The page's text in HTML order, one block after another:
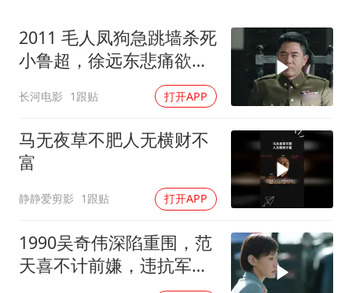
男子被沙蜇蜇伤5小时后呼吸困难
奋力开创中国式现代化建设新局面
2011 毛人凤狗急跳墙杀死
小鲁超，徐远东悲痛欲
绝，被范天喜成功策反！
长河电影 1跟贴 打开APP
马无夜草不肥人无横财不
富
静静爱剪影 1跟贴 打开APP
1990吴奇伟深陷重围，范
天喜不计前嫌，违抗军令